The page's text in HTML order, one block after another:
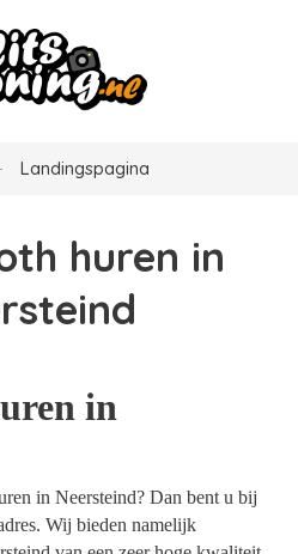
Landingspagina
huren in
in
in Neersteind? Dan bent u bij
Wij bieden namelijk